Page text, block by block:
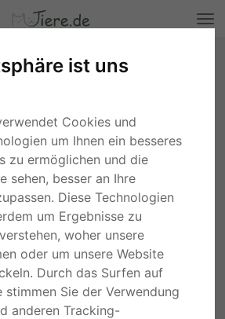
ist uns
Cookies und
um Ihnen ein besseres
zu ermöglichen und die
sehen, besser an Ihre
Diese Technologien
um Ergebnisse zu
woher unsere
oder um unsere Website
Durch das Surfen auf
stimmen Sie der Verwendung
anderen Tracking-
Hundedame, ca. 3 Jahre,
Bilder